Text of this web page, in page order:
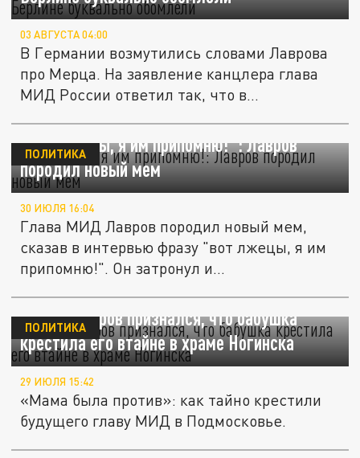
03 АВГУСТА 04:00
В Германии возмутились словами Лаврова
про Мерца. На заявление канцлера глава
МИД России ответил так, что в...
"Вот лжецы, я им припомню!": Лавров
породил новый мем
ПОЛИТИКА
30 ИЮЛЯ 16:04
Глава МИД Лавров породил новый мем,
сказав в интервью фразу "вот лжецы, я им
припомню!". Он затронул и...
Сергей Лавров признался, что бабушка
крестила его втайне в храме Ногинска
ПОЛИТИКА
29 ИЮЛЯ 15:42
«Мама была против»: как тайно крестили
будущего главу МИД в Подмосковье.